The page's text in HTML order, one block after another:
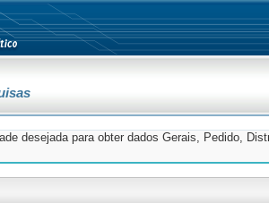
desejada para obter dados Gerais, Pedido,